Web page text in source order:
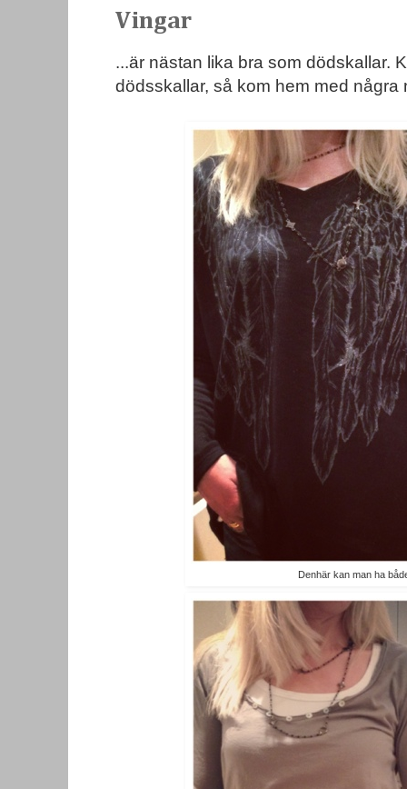
Vingar
...är nästan lika bra som dödskallar.
dödsskallar, så kom hem med några
Denhär kan man ha